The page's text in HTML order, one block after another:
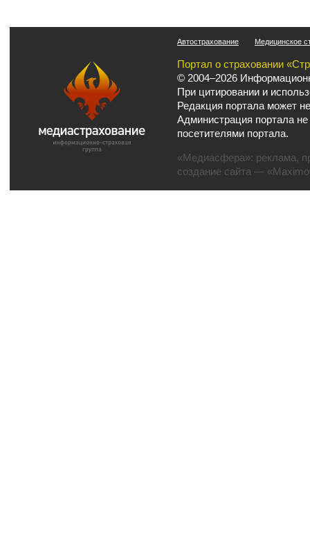
Автострахование Медицинское
Портал о страховании
© 2004–2026
При цитировании и
Редакция портала может
Администрация портала
посетителями портала.
«Медиасфера»: реклама,
создание сайта —